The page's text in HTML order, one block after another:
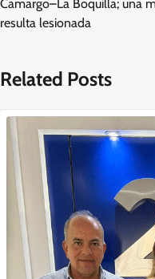
entradas
Camargo–La Boquilla; una
resulta lesionada
Related Posts